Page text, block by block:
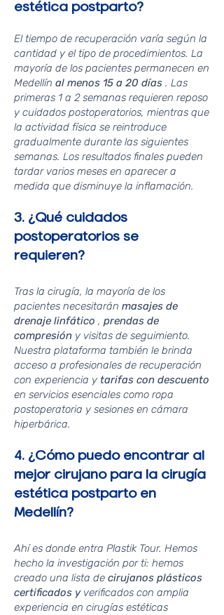
estética postparto?
El tiempo de recuperación varía según la
cantidad y el tipo de procedimientos. La
mayoría de los pacientes permanecen en
Medellín al menos 15 a 20 días . Las
primeras 1 a 2 semanas requieren reposo
y cuidados postoperatorios, mientras que
la actividad física se reintroduce
gradualmente durante las siguientes
semanas. Los resultados finales pueden
tardar varios meses en aparecer a
medida que disminuye la inflamación.
3. ¿Qué cuidados
postoperatorios se
requieren?
Tras la cirugía, la mayoría de los
pacientes necesitarán masajes de
drenaje linfático , prendas de
compresión y visitas de seguimiento.
Nuestra plataforma también le brinda
acceso a profesionales de recuperación
con experiencia y tarifas con descuento
en servicios esenciales como ropa
postoperatoria y sesiones en cámara
hiperbárica.
4. ¿Cómo puedo encontrar al
mejor cirujano para la cirugía
estética postparto en
Medellín?
Ahí es donde entra Plastik Tour. Hemos
hecho la investigación por ti: hemos
creado una lista de cirujanos plásticos
certificados yverificados con amplia
experiencia en cirugías estéticas